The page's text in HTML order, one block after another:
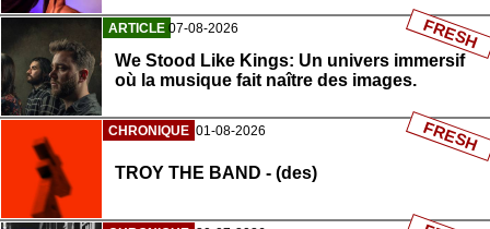
ARTICLE 07-08-2026
We Stood Like Kings: Un univers immersif
où la musique fait naître des images.
FRESH
CHRONIQUE 01-08-2026
TROY THE BAND - (des)
FRESH